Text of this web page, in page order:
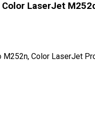
LaserJet
Color LaserJet